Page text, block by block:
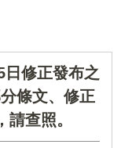
修正發布之
條文、修正
查照。